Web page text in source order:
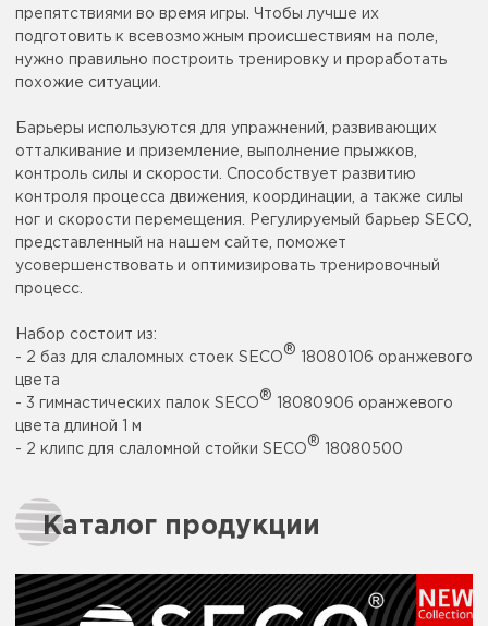
препятствиями во время игры. Чтобы лучше их
подготовить к всевозможным происшествиям на поле,
нужно правильно построить тренировку и проработать
похожие ситуации.
Барьеры используются для упражнений, развивающих
отталкивание и приземление, выполнение прыжков,
контроль силы и скорости. Способствует развитию
контроля процесса движения, координации, а также силы
ног и скорости перемещения. Регулируемый барьер SECO,
представленный на нашем сайте, поможет
усовершенствовать и оптимизировать тренировочный
процесс.
Набор состоит из:
- 2 баз для слаломных стоек SECO
®
18080106 оранжевого
цвета
- 3 гимнастических палок SECO
®
18080906 оранжевого
цвета длиной 1 м
- 2 клипс для слаломной стойки SECO
®
18080500
Каталог продукции